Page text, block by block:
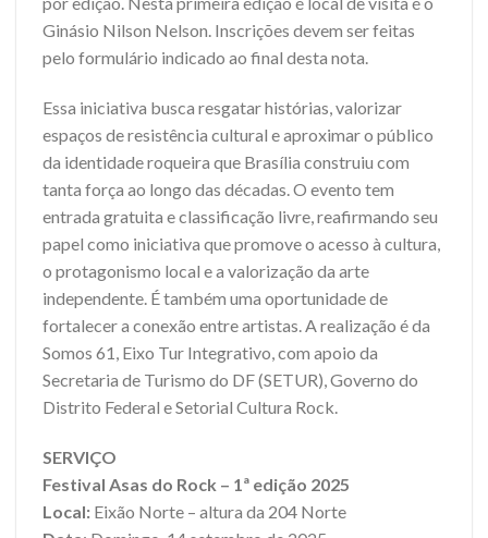
Ginásio Nilson Nelson. Inscrições devem ser feitas
pelo formulário indicado ao final desta nota.
Essa iniciativa busca resgatar histórias, valorizar
espaços de resistência cultural e aproximar o público
da identidade roqueira que Brasília construiu com
tanta força ao longo das décadas. O evento tem
entrada gratuita e classificação livre, reafirmando seu
papel como iniciativa que promove o acesso à cultura,
o protagonismo local e a valorização da arte
independente. É também uma oportunidade de
fortalecer a conexão entre artistas. A realização é da
Somos 61, Eixo Tur Integrativo, com apoio da
Secretaria de Turismo do DF (SETUR), Governo do
Distrito Federal e Setorial Cultura Rock.
SERVIÇO
Festival Asas do Rock – 1ª edição 2025
Local: Eixão Norte – altura da 204 Norte